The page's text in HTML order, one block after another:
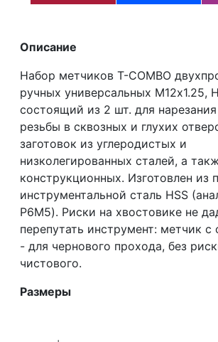
Описание
Набор метчиков T-COMBO
ручных универсальных М12х1.25,
состоящий из 2 шт. для
резьбы в сквозных и глухих
заготовок из углеродистых и
низколегированных сталей, а
конструкционных. Изготовлен из
инструментальной сталь HSS
Р6М5). Риски на хвостовике не
перепутать инструмент: метчик
- для чернового прохода, без
чистового.
Размеры